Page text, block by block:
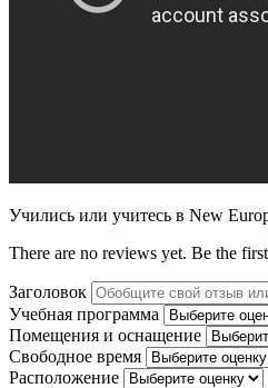
Учились или учитесь в New
There are no reviews yet. Be the
Заголовок
Учебная программа
Помещения и оснащение
Свободное время
Расположение